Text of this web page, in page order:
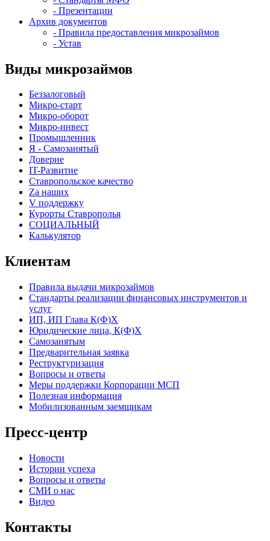
- Презентации
Архив документов
- Правила предоставления микрозаймов
- Устав
Виды микрозаймов
Беззалоговый
Микро-старт
Микро-оборот
Микро-инвест
Промышленник
Я - Самозанятый
Доверие
IT-Развитие
Ставропольское качество
Za наших
V поддержку
Курорты Ставрополья
СОЦИАЛЬНЫЙ
Калькулятор
Клиентам
Правила выдачи микрозаймов
Стандарты реализации финансовых инструментов и
услуг
ИП, ИП Глава К(Ф)Х
Юридические лица, К(Ф)Х
Самозанятым
Предварительная заявка
Реструктуризация
Вопросы и ответы
Меры поддержки Корпорации МСП
Полезная информация
Мобилизованным заемщикам
Пресс-центр
Новости
Истории успеха
Вопросы и ответы
СМИ о нас
Видео
Контакты